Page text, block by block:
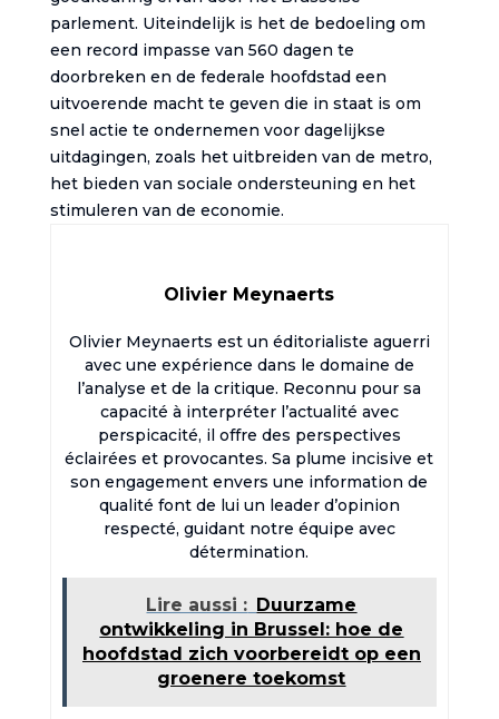
parlement. Uiteindelijk is het de bedoeling om
een record impasse van 560 dagen te
doorbreken en de federale hoofdstad een
uitvoerende macht te geven die in staat is om
snel actie te ondernemen voor dagelijkse
uitdagingen, zoals het uitbreiden van de metro,
het bieden van sociale ondersteuning en het
stimuleren van de economie.
Olivier Meynaerts
Olivier Meynaerts est un éditorialiste aguerri
avec une expérience dans le domaine de
l’analyse et de la critique. Reconnu pour sa
capacité à interpréter l’actualité avec
perspicacité, il offre des perspectives
éclairées et provocantes. Sa plume incisive et
son engagement envers une information de
qualité font de lui un leader d’opinion
respecté, guidant notre équipe avec
détermination.
Lire aussi : Duurzame
ontwikkeling in Brussel: hoe de
hoofdstad zich voorbereidt op een
groenere toekomst